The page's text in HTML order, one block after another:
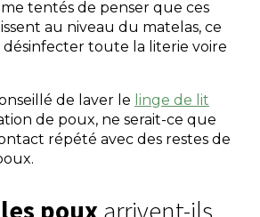
tentés de penser que ces
au niveau du matelas, ce
toute la literie voire
de laver le linge de lit
de poux, ne serait-ce que
répété avec des restes de